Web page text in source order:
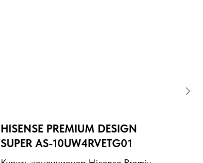
HISENSE PREMIUM DESIGN
SUPER AS-10UW4RVETG01